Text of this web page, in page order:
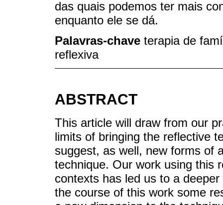
das quais podemos ter mais
enquanto ele se dá.
Palavras-chave terapia de
reflexiva
ABSTRACT
This article will draw from our
limits of bringing the reflective
suggest, as well, new forms of
technique. Our work using this
contexts has led us to a
the course of this work some